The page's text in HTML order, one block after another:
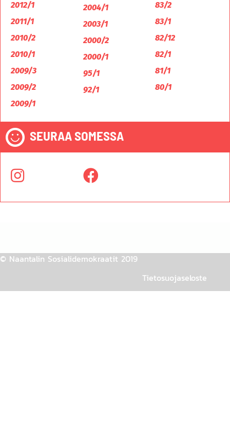
2012/1
2011/1
2010/2
2010/1
2009/3
2009/2
2009/1
2004/1
2003/1
2000/2
2000/1
95/1
92/1
83/2
83/1
82/12
82/1
81/1
80/1
SEURAA SOMESSA
© Naantalin Sosialidemokraatit 2019
Tietosuojaseloste